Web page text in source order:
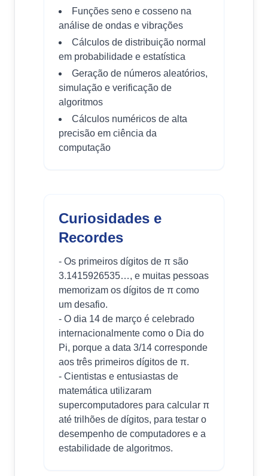
Funções seno e cosseno na
análise de ondas e vibrações
Cálculos de distribuição normal
em probabilidade e estatística
Geração de números aleatórios,
simulação e verificação de
algoritmos
Cálculos numéricos de alta
precisão em ciência da
computação
Curiosidades e
Recordes
- Os primeiros dígitos de π são
3.1415926535…, e muitas pessoas
memorizam os dígitos de π como
um desafio.
- O dia 14 de março é celebrado
internacionalmente como o Dia do
Pi, porque a data 3/14 corresponde
aos três primeiros dígitos de π.
- Cientistas e entusiastas de
matemática utilizaram
supercomputadores para calcular π
até trilhões de dígitos, para testar o
desempenho de computadores e a
estabilidade de algoritmos.